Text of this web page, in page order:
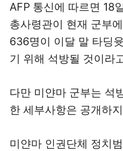
AFP 통신에 따르면 18
총사령관이 현재 군부
636명이 이달 말 타딩
기 위해 석방될 것이라
다만 미얀마 군부는 석
한 세부사항은 공개하
미얀마 인권단체 정치